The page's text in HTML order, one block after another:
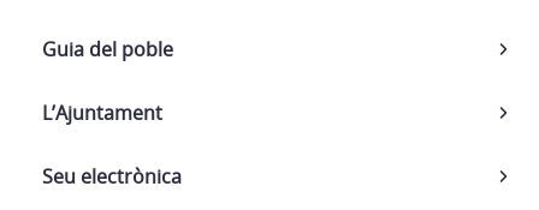
Guia del poble
L’Ajuntament
Seu electrònica